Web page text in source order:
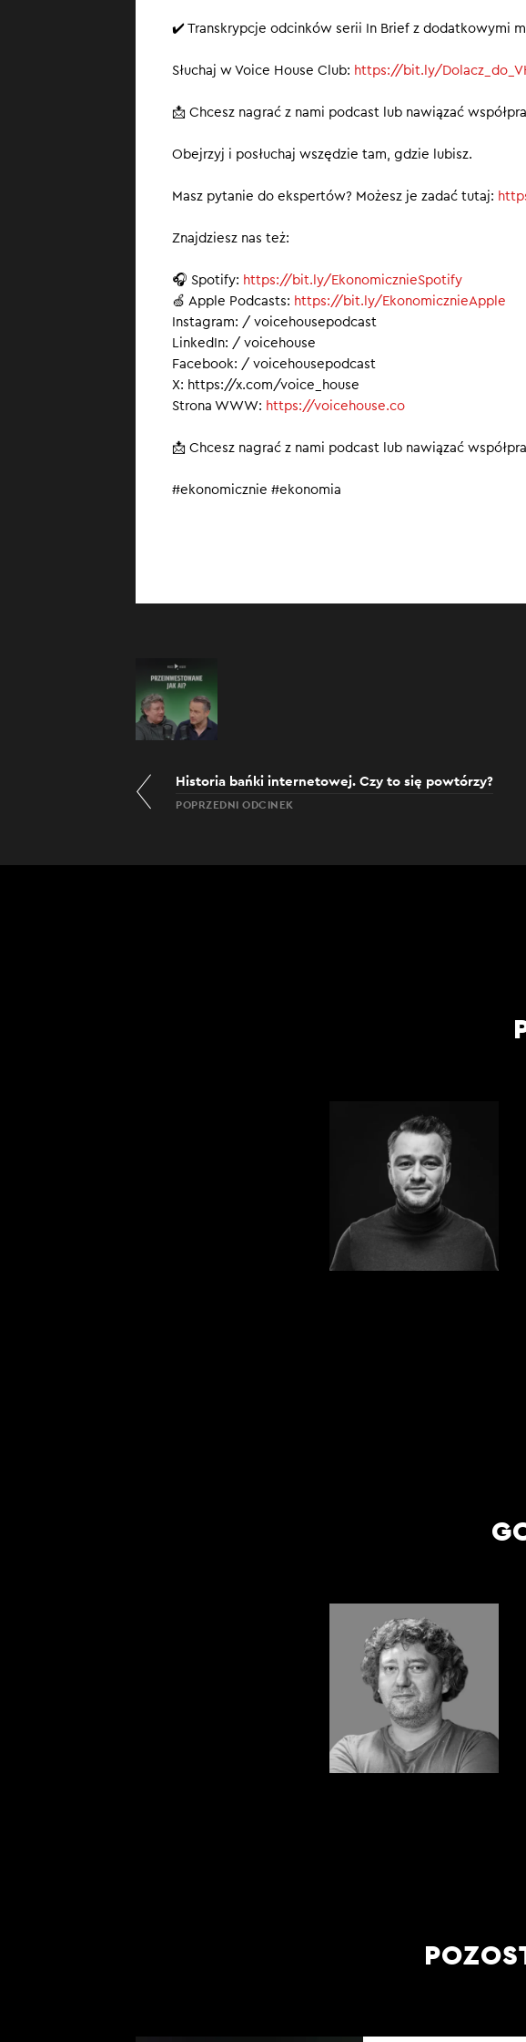
✔️ Transkrypcje odcinków serii In Brief z dodatkowymi
Słuchaj w Voice House Club: https://bit.ly/
📩 Chcesz nagrać z nami podcast lub nawiązać
Obejrzyj i posłuchaj wszędzie tam, gdzie lubisz.
Masz pytanie do ekspertów? Możesz je zadać tutaj:
Znajdziesz nas też:
🎧 Spotify: https://bit.ly/EkonomicznieSpotify
🍏 Apple Podcasts: https://bit.ly/EkonomicznieApple
Instagram: / voicehousepodcast
LinkedIn: / voicehouse
Facebook: / voicehousepodcast
X: https://x.com/voice_house
Strona WWW: https://voicehouse.co
📩 Chcesz nagrać z nami podcast lub nawiązać
#ekonomicznie #ekonomia
Historia bańki internetowej. Czy to się powtórzy?
POPRZEDNI ODCINEK